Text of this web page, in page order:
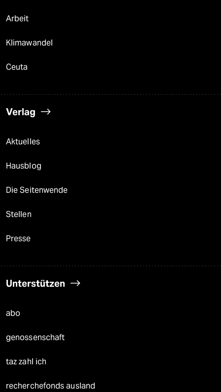
Arbeit
Klimawandel
Ceuta
Verlag
Aktuelles
Hausblog
Die Seitenwende
Stellen
Presse
Unterstützen
abo
genossenschaft
taz zahl ich
recherchefonds ausland